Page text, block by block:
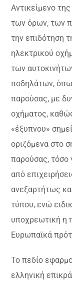
Αντικείμενο
των όρων, των
την επιδότηση
ηλεκτρικού
των
ποδηλάτων,
παρούσας, με
οχήματος,
«έξυπνου»
οριζόμενα στο
παρούσας, τόσο
από
ανεξαρτήτως
τύπου, ενώ
υποχρεωτική η
Ευρωπαϊκά
Το πεδίο
ελληνική